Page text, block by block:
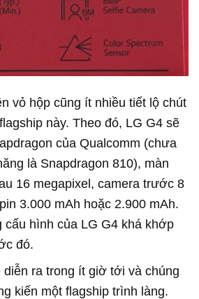
vỏ hộp cũng ít nhiều tiết lộ chút
này. Theo đó, LG G4 sẽ
của Qualcomm (chưa
là Snapdragon 810), màn
16 megapixel, camera trước 8
3.000 mAh hoặc 2.900 mAh.
cấu hình của LG G4 khá khớp
đó.
diễn ra trong ít giờ tới và chúng
kiến một flagship trình làng.